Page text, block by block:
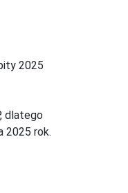
2025
dlatego
2025 rok.